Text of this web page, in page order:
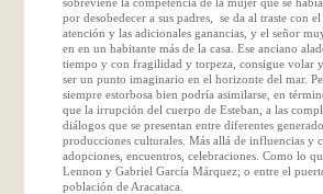
por desobedecer a sus padres, se da al traste con
atención y las adicionales ganancias, y el señor
en en un habitante más de la casa. Ese anciano
tiempo y con fragilidad y torpeza, consigue volar y
ser un punto imaginario en el horizonte del mar.
siempre estorbosa bien podría asimilarse, en
que la irrupción del cuerpo de Esteban, a las
diálogos que se presentan entre diferentes
producciones culturales. Más allá de influencias y
adopciones, encuentros, celebraciones. Como lo
Lennon y Gabriel García Márquez; o entre el
población de Aracataca.